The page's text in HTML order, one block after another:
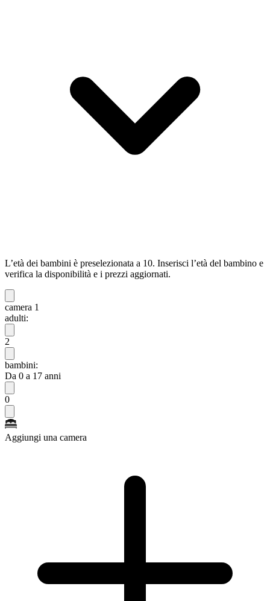
L’età dei bambini è preselezionata a 10. Inserisci l’età del bambino e
verifica la disponibilità e i prezzi aggiornati.
camera 1
adulti:
2
bambini:
Da 0 a 17 anni
0
Aggiungi una camera